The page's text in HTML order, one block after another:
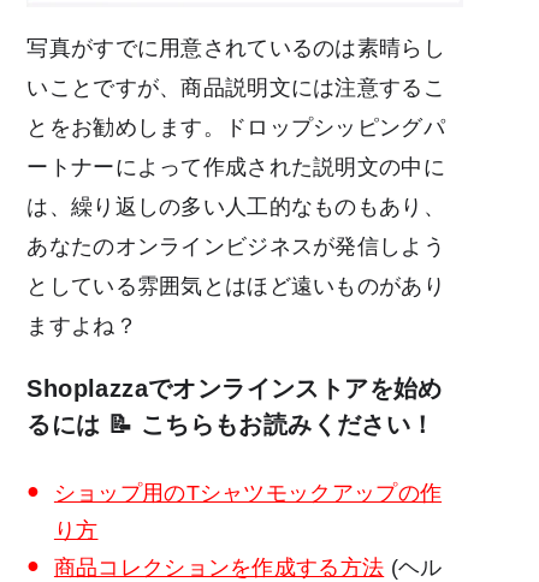
写真がすでに用意されているのは素晴らし
いことですが、商品説明文には注意するこ
とをお勧めします。ドロップシッピングパ
ートナーによって作成された説明文の中に
は、繰り返しの多い人工的なものもあり、
あなたのオンラインビジネスが発信しよう
としている雰囲気とはほど遠いものがあり
ますよね？
Shoplazzaでオンラインストアを始め
るには 📝 こちらもお読みください！
ショップ用のTシャツモックアップの作
り方
商品コレクションを作成する方法 (ヘル